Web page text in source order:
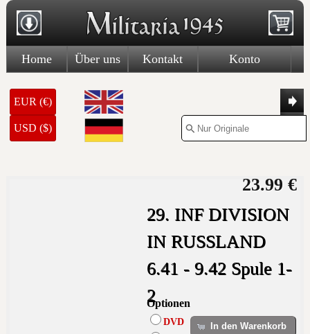
Home Über uns Kontakt Konto
EUR (€)
USD ($)
23.99 €
29. INF DIVISION
IN RUSSLAND
6.41 - 9.42 Spule 1-
2
In den Warenkorb
Optionen
DVD